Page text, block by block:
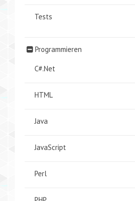
Tests
Programmieren
C#.Net
HTML
Java
JavaScript
Perl